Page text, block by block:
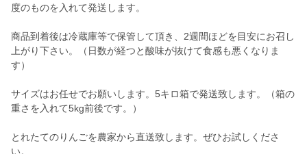
度のものを入れて発送します。
商品到着後は冷蔵庫等で保管して頂き、2週間ほどを目安にお召し
上がり下さい。（日数が経つと酸味が抜けて食感も悪くなりま
す）
サイズはお任せでお願いします。5キロ箱で発送致します。（箱の
重さを入れて5kg前後です。）
とれたてのりんごを農家から直送致します。ぜひお試しくださ
い。